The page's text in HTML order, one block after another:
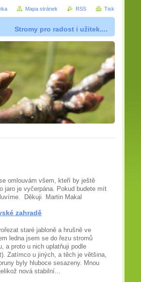
Stromy pro radost i užitek....
omlouvám všem, kteří by ještě
jaro je vyčerpána. Pokud budete mít
Děkuji Martin Makal
zahradě
staré jabloně a hrušně ve
ledna jsem se do řezu stromů
a proto u nich uplatňuji podle
Zatímco u jiných, a těch je většina,
byly hluboce sesazeny. Mnou
nová stabilní...
Mapa stránek RSS Tisk